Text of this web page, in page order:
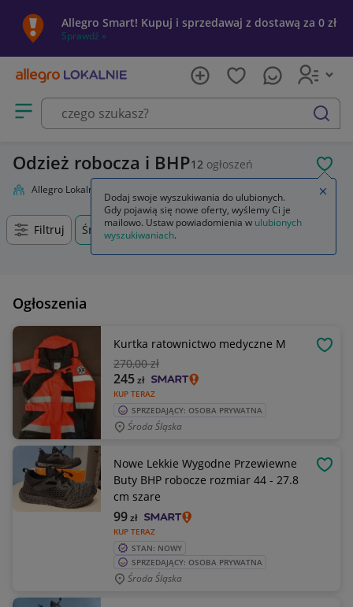
Allegro Smart! Kupuj i sprzedawaj z dostawą za 0 zł
Sprawdź »
Otwórz menu z kategoriami
szukaj
Odzież robocza i BHP12 ogłoszeń
Allegro Lokalnie Odzież robocza i BHP
Filtruj Środa Śląska, Dolnośląskie, +0 km
Ogłoszenia
Kurtka ratownictwo medyczne M
270,00 zł
KUP TERAZ
245zł
SPRZEDAJĄCY: OSOBA PRYWATNA
Środa Śląska
Nowe Lekkie Wygodne Przewiewne
Buty BHP robocze rozmiar 44 - 27.8
cm szare
KUP TERAZ
99zł
STAN: NOWY
SPRZEDAJĄCY: OSOBA PRYWATNA
Środa Śląska
Dodaj swoje wyszukiwania do ulubionych.
Gdy pojawią się nowe oferty, wyślemy Ci je
mailowo. Ustaw powiadomienia w ulubionych
wyszukiwaniach.